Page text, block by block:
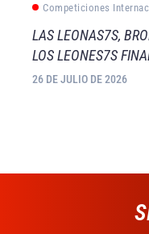
Competiciones
LAS LEONAS7S,
LOS LEONES7S
26 DE JULIO DE 2026